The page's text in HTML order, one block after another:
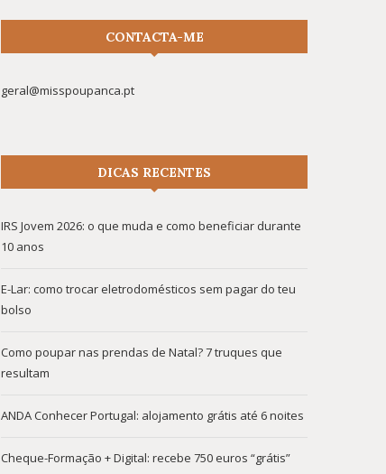
CONTACTA-ME
geral@misspoupanca.pt
DICAS RECENTES
IRS Jovem 2026: o que muda e como beneficiar durante
10 anos
E-Lar: como trocar eletrodomésticos sem pagar do teu
bolso
Como poupar nas prendas de Natal? 7 truques que
resultam
ANDA Conhecer Portugal: alojamento grátis até 6 noites
Cheque-Formação + Digital: recebe 750 euros “grátis”